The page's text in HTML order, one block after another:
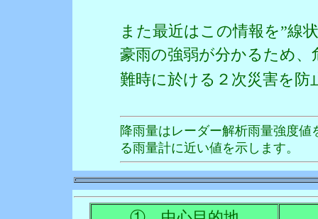
また最近はこの情報を”線
豪雨の強弱が分かるため
難時に於ける２次災害を
降雨量はレーダー解析雨量強度
る雨量計に近い値を示します。